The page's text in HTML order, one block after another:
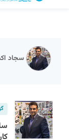
سجاد